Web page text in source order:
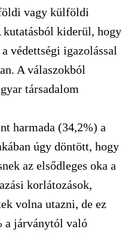
vagy külföldi
kiderül, hogy
védettségi igazolással
A válaszokból
társadalom
harmada (34,2%) a
úgy döntött, hogy
az elsődleges oka a
korlátozások,
volna utazni, de ez
a járványtól való